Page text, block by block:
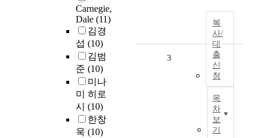
Carnegie,
Dale (11)
김경
섭 (10)
김범
준 (10)
미나
미 히로
시 (10)
한창
욱 (10)
복
사/
대
출
신
청
목
차
보
기
3